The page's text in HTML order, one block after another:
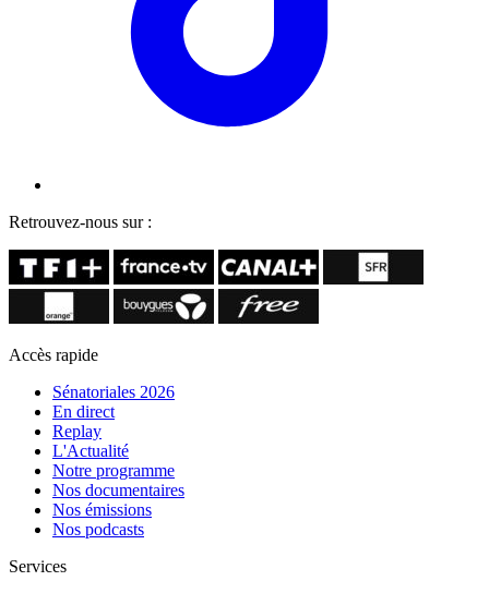
Retrouvez-nous sur :
Accès rapide
Sénatoriales 2026
En direct
Replay
L'Actualité
Notre programme
Nos documentaires
Nos émissions
Nos podcasts
Services